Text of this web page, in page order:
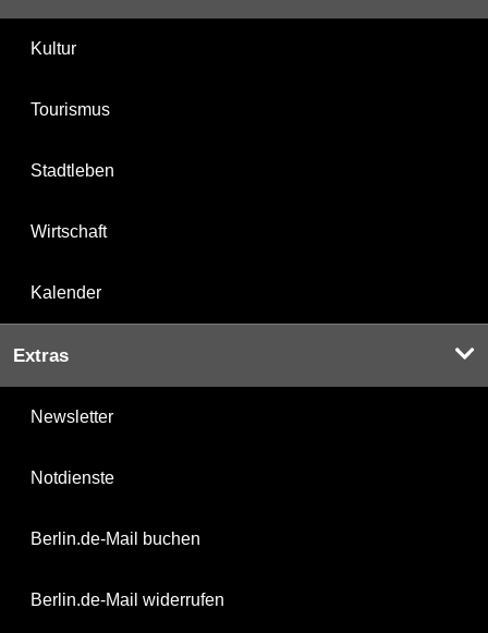
Kultur
Tourismus
Stadtleben
Wirtschaft
Kalender
Extras
Newsletter
Notdienste
Berlin.de-Mail buchen
Berlin.de-Mail widerrufen